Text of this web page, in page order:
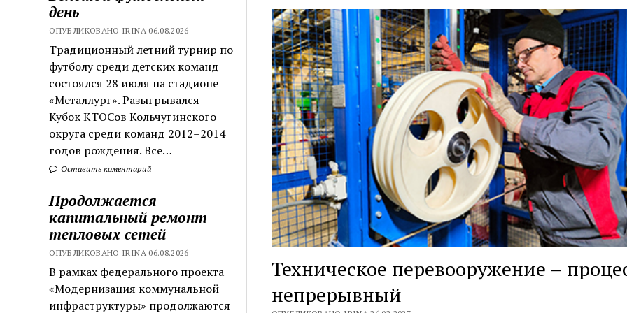
день
ОПУБЛИКОВАНО IRINA 06.08.2026
Традиционный летний турнир по
футболу среди детских команд
состоялся 28 июля на стадионе
«Металлург». Разыгрывался
Кубок КТОСов Кольчугинского
округа среди команд 2012–2014
годов рождения. Все…
Оставить коментарий
Продолжается
капитальный ремонт
тепловых сетей
ОПУБЛИКОВАНО IRINA 06.08.2026
В рамках федерального проекта
«Модернизация коммунальной
инфраструктуры» продолжаются
Техническое перевооружение –
непрерывный